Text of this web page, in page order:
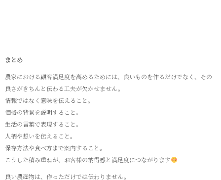
まとめ
農家における顧客満足度を高めるためには、良いものを作るだけでなく、その
良さがきちんと伝わる工夫が欠かせません。
情報ではなく意味を伝えること。
価格の背景を説明すること。
生活の言葉で表現すること。
人柄や想いを伝えること。
保存方法や食べ方まで案内すること。
こうした積み重ねが、お客様の納得感と満足度につながります
良い農産物は、作っただけでは伝わりません。